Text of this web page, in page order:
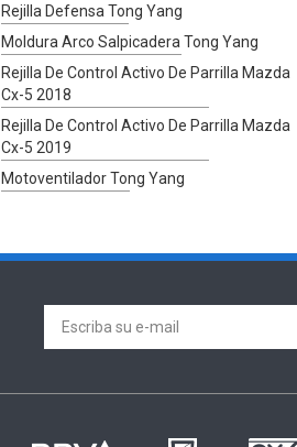
Rejilla Defensa Tong Yang
Moldura Arco Salpicadera Tong Yang
Rejilla De Control Activo De Parrilla Mazda
Cx-5 2018
Rejilla De Control Activo De Parrilla Mazda
Cx-5 2019
Motoventilador Tong Yang